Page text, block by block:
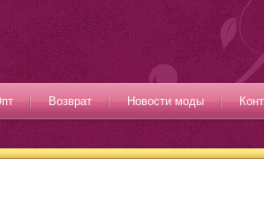
Возврат Новости моды